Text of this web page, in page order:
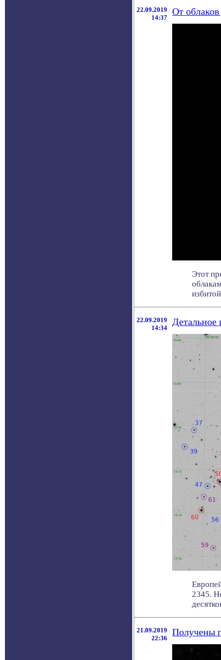
22.09.2019
14:37
От
Этот
22.09.2019
14:34
Детальное
2345.
21.09.2019
22:36
Получены